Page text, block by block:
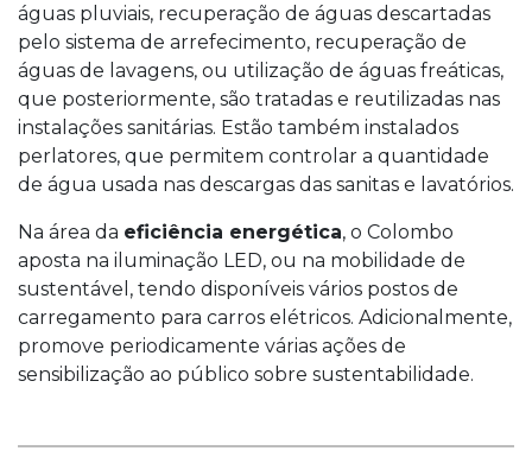
águas pluviais, recuperação de águas descartadas
pelo sistema de arrefecimento, recuperação de
águas de lavagens, ou utilização de águas freáticas,
que posteriormente, são tratadas e reutilizadas nas
instalações sanitárias. Estão também instalados
perlatores, que permitem controlar a quantidade
de água usada nas descargas das sanitas e lavatórios.
Na área da eficiência energética, o Colombo
aposta na iluminação LED, ou na mobilidade de
sustentável, tendo disponíveis vários postos de
carregamento para carros elétricos. Adicionalmente,
promove periodicamente várias ações de
sensibilização ao público sobre sustentabilidade.